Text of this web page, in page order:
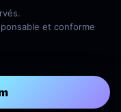
et conforme